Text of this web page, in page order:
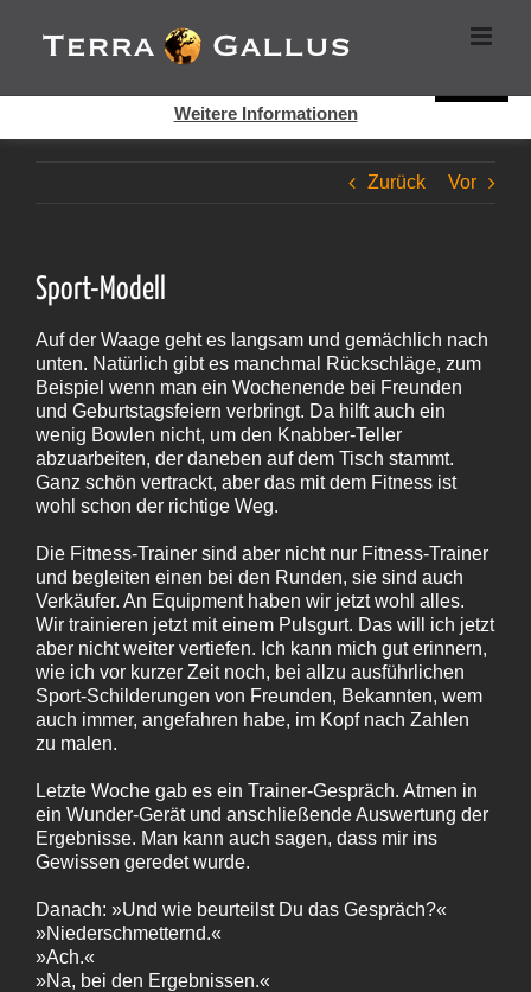
Inhalt
springen
Zurück Vor
Sport-Modell
Auf der Waage geht es langsam und gemächlich nach
unten. Natürlich gibt es manchmal Rückschläge, zum
Beispiel wenn man ein Wochenende bei Freunden
und Geburtstagsfeiern verbringt. Da hilft auch ein
wenig Bowlen nicht, um den Knabber-Teller
abzuarbeiten, der daneben auf dem Tisch stammt.
Ganz schön vertrackt, aber das mit dem Fitness ist
wohl schon der richtige Weg.
Die Fitness-Trainer sind aber nicht nur Fitness-Trainer
und begleiten einen bei den Runden, sie sind auch
Verkäufer. An Equipment haben wir jetzt wohl alles.
Wir trainieren jetzt mit einem Pulsgurt. Das will ich jetzt
aber nicht weiter vertiefen. Ich kann mich gut erinnern,
wie ich vor kurzer Zeit noch, bei allzu ausführlichen
Sport-Schilderungen von Freunden, Bekannten, wem
auch immer, angefahren habe, im Kopf nach Zahlen
zu malen.
Letzte Woche gab es ein Trainer-Gespräch. Atmen in
ein Wunder-Gerät und anschließende Auswertung der
Ergebnisse. Man kann auch sagen, dass mir ins
Gewissen geredet wurde.
Danach: »Und wie beurteilst Du das Gespräch?«
»Niederschmetternd.«
»Ach.«
»Na, bei den Ergebnissen.«
Cookies helfen auf auf dieser Seite bei der Bereitstellung der
Dienste. Durch die Nutzung dieser Webseite erklären Sie sich
Weitere Informationen